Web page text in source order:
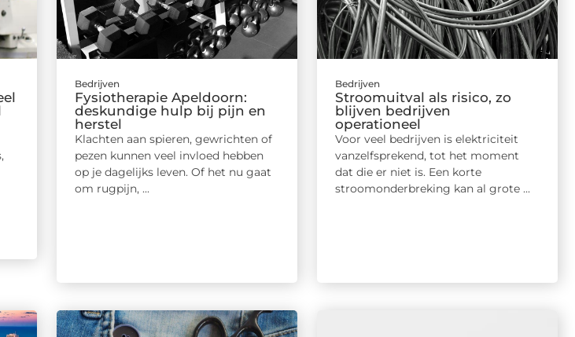
Bedrijven
Fysiotherapie Apeldoorn:
deskundige hulp bij pijn en
herstel
Klachten aan spieren, gewrichten of
pezen kunnen veel invloed hebben
op je dagelijks leven. Of het nu gaat
om rugpijn, ...
Bedrijven
Stroomuitval als risico, zo
blijven bedrijven
operationeel
Voor veel bedrijven is elektriciteit
vanzelfsprekend, tot het moment
dat die er niet is. Een korte
stroomonderbreking kan al grote ...